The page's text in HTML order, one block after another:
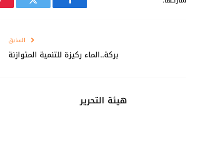
فيسبوك تويتر
السابق
بركة..الماء ركيزة للتنمية المتوازنة
هيئة التحرير